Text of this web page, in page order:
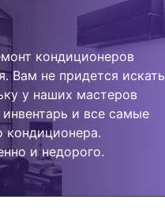
кондиционеров
Вам не придется искать
у наших мастеров
и все самые
кондиционера.
и недорого.